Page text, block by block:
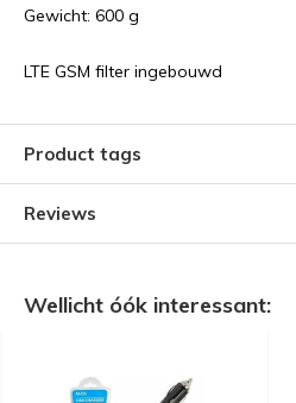
Gewicht: 600 g
LTE GSM filter ingebouwd
Product tags
Reviews
Wellicht óók interessant: